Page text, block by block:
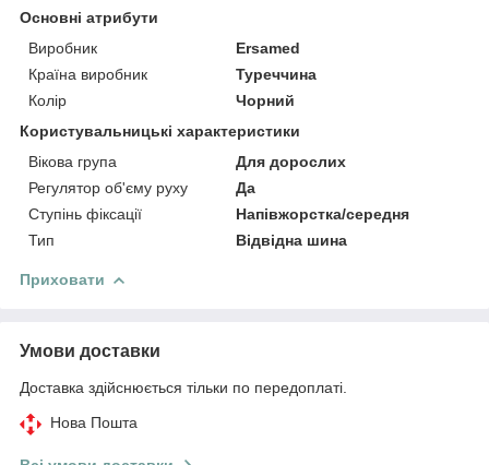
Основні атрибути
Виробник
Ersamed
Країна виробник
Туреччина
Колір
Чорний
Користувальницькі характеристики
Вікова група
Для дорослих
Регулятор об'єму руху
Да
Ступінь фіксації
Напівжорстка/середня
Тип
Відвідна шина
Приховати
Умови доставки
Доставка здійснюється тільки по передоплаті.
Нова Пошта